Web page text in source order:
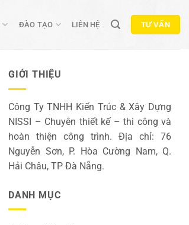
ĐÀO TẠO LIÊN HỆ TƯ VẤN
GIỚI THIỆU
Công Ty TNHH Kiến Trúc & Xây Dựng
NISSI – Chuyên thiết kế – thi công và
hoàn thiện công trình. Địa chỉ: 76
Nguyễn Sơn, P. Hòa Cường Nam, Q.
Hải Châu, TP Đà Nẵng.
DANH MỤC